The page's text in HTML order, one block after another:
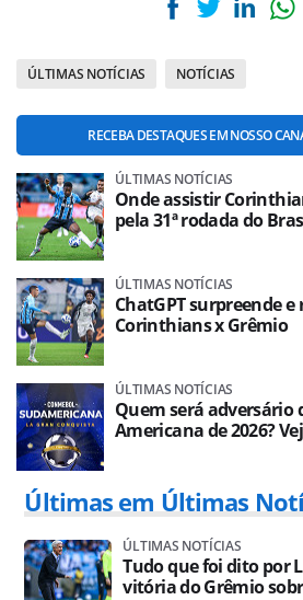
ÚLTIMAS NOTÍCIAS NOTÍCIAS
RECEBA DESTAQUES EM NOSSO
ÚLTIMAS NOTÍCIAS
Onde assistir
pela 31ª rodada do
ÚLTIMAS NOTÍCIAS
ChatGPT surpreende
Corinthians x Grêmio
ÚLTIMAS NOTÍCIAS
Quem será adversário
Americana de 2026?
Últimas em Últimas
ÚLTIMAS NOTÍCIAS
Tudo que foi dito por
vitória do Grêmio